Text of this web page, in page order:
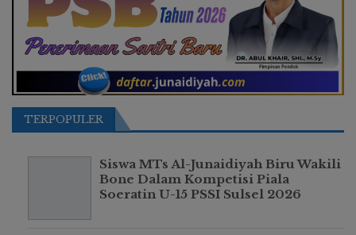
TERPOPULER
Siswa MTs Al-Junaidiyah Biru Wakili
Bone Dalam Kompetisi Piala
Soeratin U-15 PSSI Sulsel 2026